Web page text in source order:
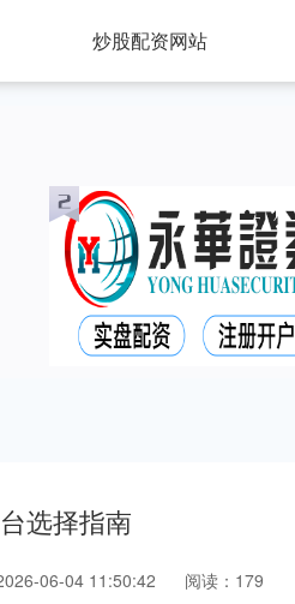
炒股配资网站
选择指南
06-04 11:50:42 阅读：179